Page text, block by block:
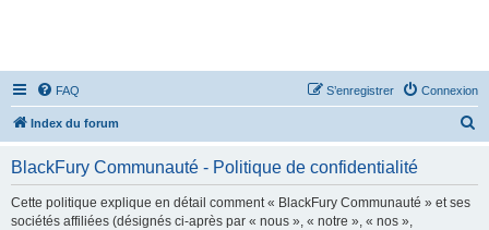
FAQ Connexion
S’enregistrer
Index du forum
BlackFury Communauté - Politique de confidentialité
Cette politique explique en détail comment « BlackFury Communauté » et ses
sociétés affiliées (désignés ci-après par « nous », « notre », « nos »,